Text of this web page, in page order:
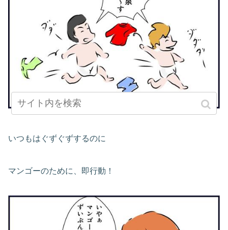
いつもはぐずぐずするのに
マンゴーのために、即行動！